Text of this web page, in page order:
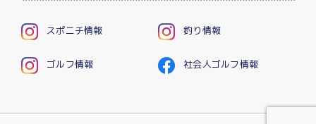
スポニチ情報 釣り情報
ゴルフ情報 社会人ゴルフ情報